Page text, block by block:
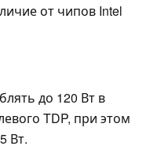
от чипов Intel
до 120 Вт в
TDP, при этом
Вт.